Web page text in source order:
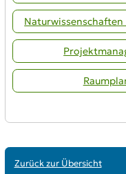
Zurück zur Übersicht